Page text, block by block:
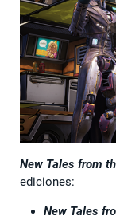
New Tales from
ediciones:
New Tales